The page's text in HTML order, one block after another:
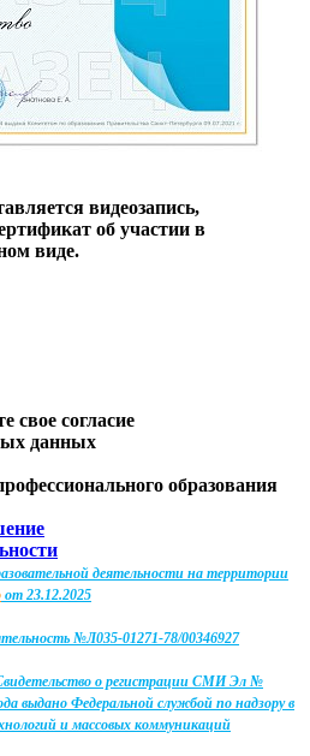
видеозапись,
об участии в
виде.
свое согласие
данных
образования
деятельности на территории
от 23.12.2025
№Л035-01271-78/00346927
о регистрации СМИ Эл №
выдано Федеральной службой по надзору в
и массовых коммуникаций